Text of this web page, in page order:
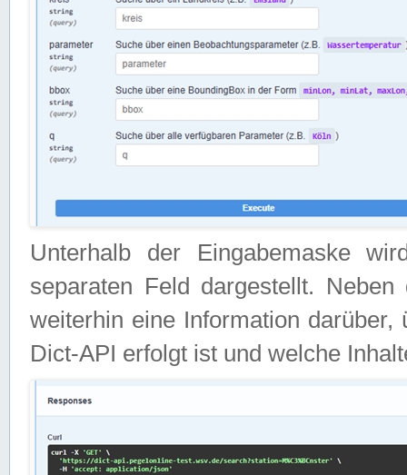
Unterhalb der Eingabemaske
separaten Feld dargestellt.
weiterhin eine Information
Dict-API erfolgt ist und welche